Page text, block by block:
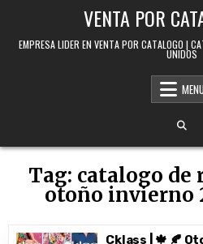
VENTA POR
EMPRESA LIDER EN VENTA POR CATALOGO |
UNIDOS
MENU
Tag: catalogo de
otoño invierno
Cklass | 🍁 🍂